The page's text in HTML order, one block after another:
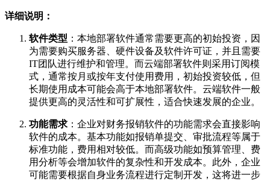
详细说明：
软件类型 ：本地部署软件通常需要更高的初始投资，因
为需要购买服务器、硬件设备及软件许可证，并且需要
IT团队进行维护和管理。而云端部署软件则采用订阅模
式，通常按月或按年支付使用费用，初始投资较低，但
长期使用成本可能会高于本地部署软件。云端软件一般
提供更高的灵活性和可扩展性，适合快速发展的企业。
功能需求 ：企业对财务报销软件的功能需求会直接影响
软件的成本。基本功能如报销单提交、审批流程等属于
标准功能，费用相对较低。而高级功能如预算管理、费
用分析等会增加软件的复杂性和开发成本。此外，企业
可能需要根据自身业务流程进行定制开发，这将进一步